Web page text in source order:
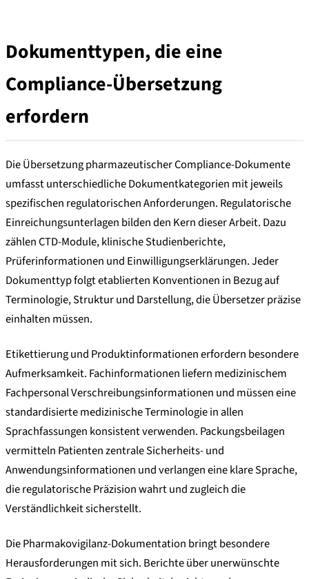
Dokumenttypen, die eine
Compliance-Übersetzung
erfordern
Die Übersetzung pharmazeutischer Compliance-Dokumente
umfasst unterschiedliche Dokumentkategorien mit jeweils
spezifischen regulatorischen Anforderungen. Regulatorische
Einreichungsunterlagen bilden den Kern dieser Arbeit. Dazu
zählen CTD-Module, klinische Studienberichte,
Prüferinformationen und Einwilligungserklärungen. Jeder
Dokumenttyp folgt etablierten Konventionen in Bezug auf
Terminologie, Struktur und Darstellung, die Übersetzer präzise
einhalten müssen.
Etikettierung und Produktinformationen erfordern besondere
Aufmerksamkeit. Fachinformationen liefern medizinischem
Fachpersonal Verschreibungsinformationen und müssen eine
standardisierte medizinische Terminologie in allen
Sprachfassungen konsistent verwenden. Packungsbeilagen
vermitteln Patienten zentrale Sicherheits- und
Anwendungsinformationen und verlangen eine klare Sprache,
die regulatorische Präzision wahrt und zugleich die
Verständlichkeit sicherstellt.
Die Pharmakovigilanz-Dokumentation bringt besondere
Herausforderungen mit sich. Berichte über unerwünschte